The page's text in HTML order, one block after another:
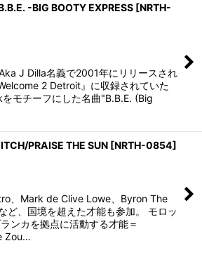
-BIG BOOTY EXPRESS [NRTH-
J Dilla名義で2001年にリリースされ
2 Detroit』に収録されていた
モチーフにした名曲"B.B.E. (Big
PRAISE THE SUN [NRTH-0854]
、Mark de Clive Lowe、Byron The
ど、国境を超えた才能も参加。 モロッ
ンカを拠点に活動する才能＝
Zou…